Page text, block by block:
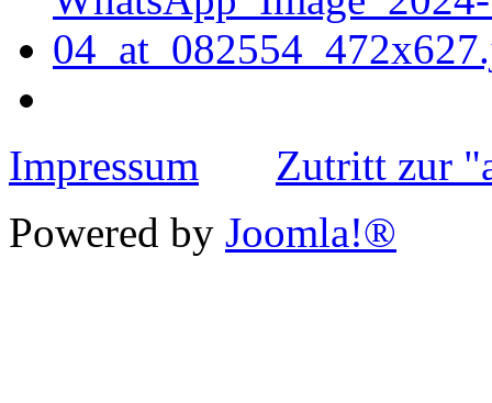
Impressum
Zutritt zur
Powered by Joomla!®